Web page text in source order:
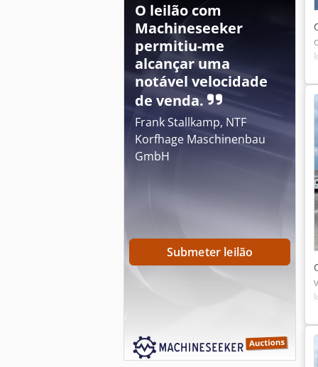
O leilão com
Machineseeker
permitiu-me
alcançar uma
notável velocidade
de venda.
Frank Stallkamp, NTF
Korfhage Maschinenbau
GmbH
Submeter leilão